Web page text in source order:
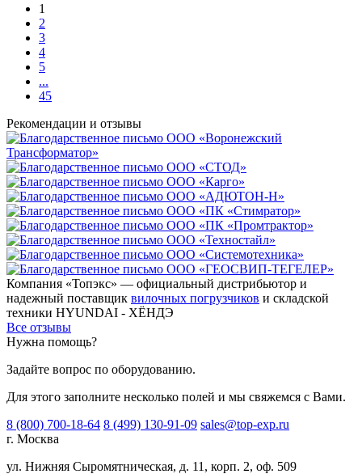
1
2
3
4
5
...
45
Рекомендации и отзывы
Компания «Топэкс» — официальный дистрибьютор и
надежный поставщик вилочных погрузчиков и складской
техники HYUNDAI - ХЁНДЭ
Все отзывы
Нужна помощь?
Задайте вопрос по оборудованию.
Для этого заполните несколько полей и мы свяжемся с Вами.
8 (800) 700-18-64 8 (499) 130-91-09 sales@top-exp.ru
г. Москва
ул. Нижняя Сыромятническая, д. 11, корп. 2, оф. 509